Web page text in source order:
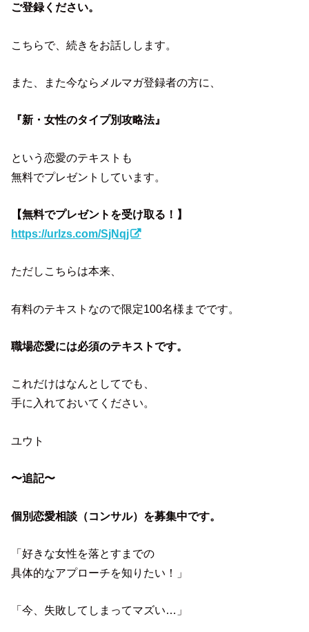
ご登録ください。
こちらで、続きをお話しします。
また、また今ならメルマガ登録者の方に、
『新・女性のタイプ別攻略法』
という恋愛のテキストも
無料でプレゼントしています。
【無料でプレゼントを受け取る！】
https://urlzs.com/SjNqj
ただしこちらは本来、
有料のテキストなので限定100名様までです。
職場恋愛には必須のテキストです。
これだけはなんとしてでも、
手に入れておいてください。
ユウト
〜追記〜
個別恋愛相談（コンサル）を募集中です。
「好きな女性を落とすまでの
具体的なアプローチを知りたい！」
「今、失敗してしまってマズい…」